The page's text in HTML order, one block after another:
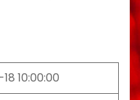
10:00:00